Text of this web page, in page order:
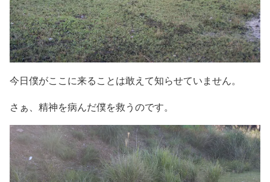
今日僕がここに来ることは敢えて知らせていません。
さぁ、精神を病んだ僕を救うのです。